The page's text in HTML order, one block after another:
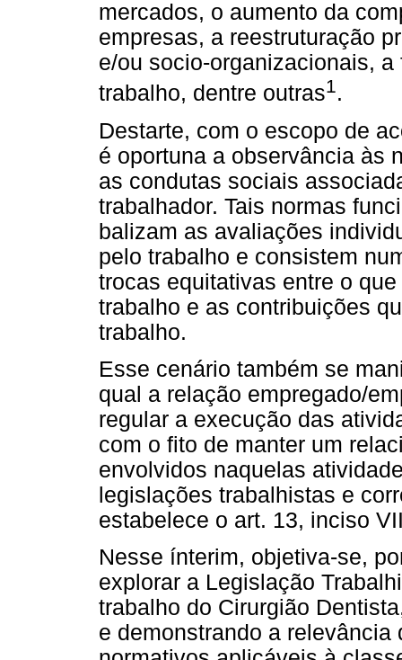
mercados, o aumento da
empresas, a reestruturação
e/ou socio-organizacionais,
trabalho, dentre outras1.
Destarte, com o escopo de
é oportuna a observância às
as condutas sociais
trabalhador. Tais normas
balizam as avaliações
pelo trabalho e consistem
trocas equitativas entre o
trabalho e as contribuições
trabalho.
Esse cenário também se
qual a relação empregado/
regular a execução das
com o fito de manter um
envolvidos naquelas
legislações trabalhistas e
estabelece o art. 13, inciso
Nesse ínterim, objetiva-se,
explorar a Legislação
trabalho do Cirurgião
e demonstrando a